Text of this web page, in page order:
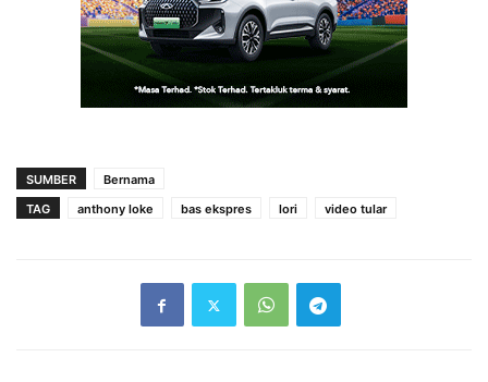
SUMBER
Bernama
TAG
anthony loke bas ekspres lori video tular